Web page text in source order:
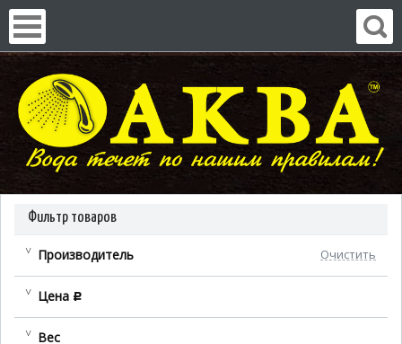
Фильтр товаров
Производитель Очистить
Цена c
Вес